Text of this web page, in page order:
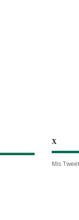
X
Mis